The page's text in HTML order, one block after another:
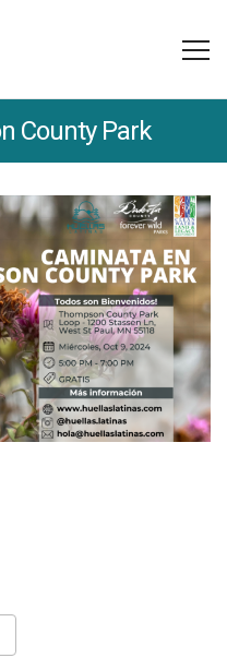
County Park